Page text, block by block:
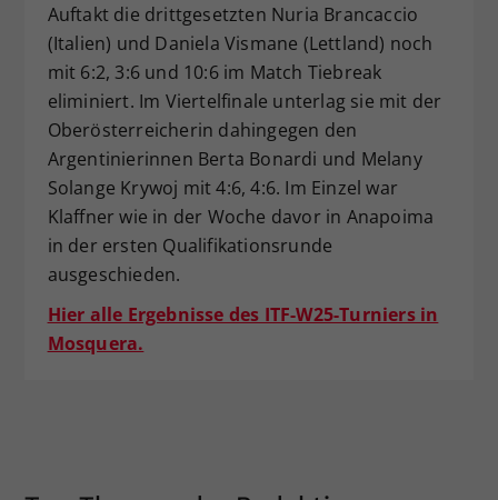
Auftakt die drittgesetzten Nuria Brancaccio
(Italien) und Daniela Vismane (Lettland) noch
mit 6:2, 3:6 und 10:6 im Match Tiebreak
eliminiert. Im Viertelfinale unterlag sie mit der
Oberösterreicherin dahingegen den
Argentinierinnen Berta Bonardi und Melany
Solange Krywoj mit 4:6, 4:6. Im Einzel war
Klaffner wie in der Woche davor in Anapoima
in der ersten Qualifikationsrunde
ausgeschieden.
Hier alle Ergebnisse des ITF-W25-Turniers in
Mosquera.